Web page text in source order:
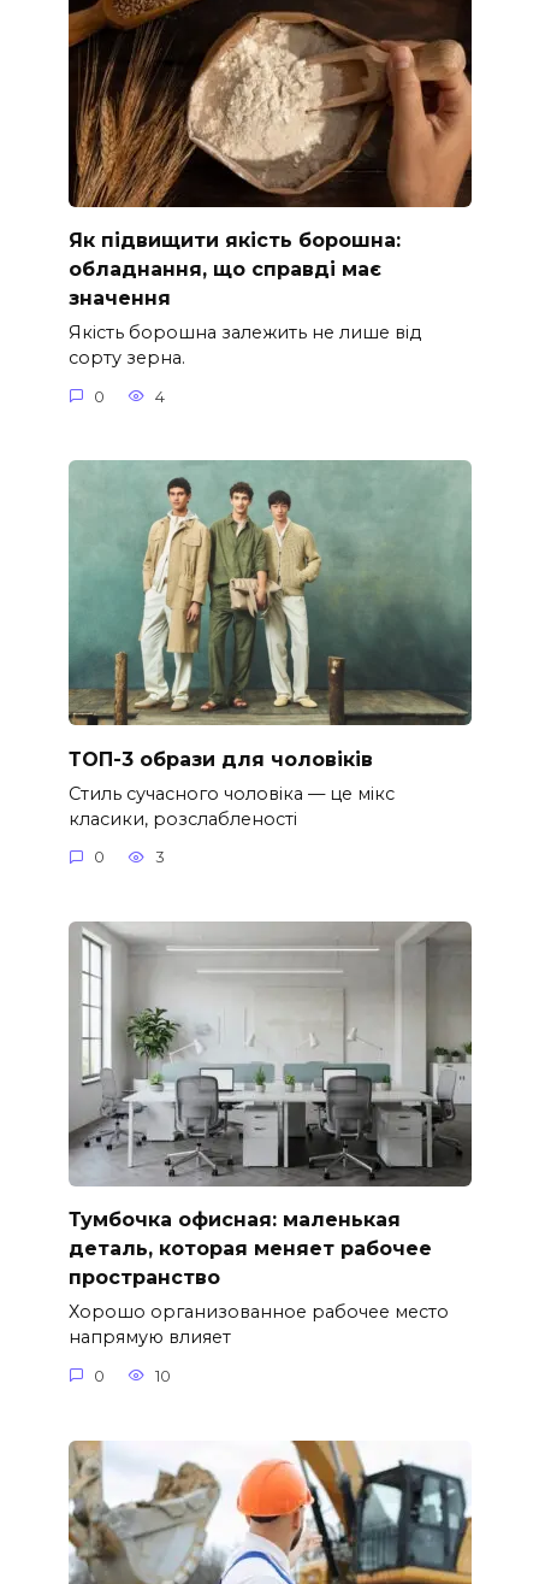
Як підвищити якість борошна:
обладнання, що справді має
значення
Якість борошна залежить не лише від
сорту зерна.
0 4
ТОП-3 образи для чоловіків
Стиль сучасного чоловіка — це мікс
класики, розслабленості
0 3
Тумбочка офисная: маленькая
деталь, которая меняет рабочее
пространство
Хорошо организованное рабочее место
напрямую влияет
0 10